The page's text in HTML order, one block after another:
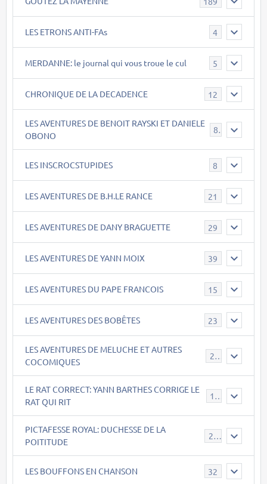
LES ETRONS ANTI-FAs 4
MERDANNE: le journal qui vous troue le cul 5
CHRONIQUE DE LA DECADENCE 12
LES AVENTURES DE BENOIT RAYSKI ET DANIELE
OBONO
8
LES INSCROCSTUPIDES 8
LES AVENTURES DE B.H.LE RANCE 21
LES AVENTURES DE DANY BRAGUETTE 29
LES AVENTURES DE YANN MOIX 39
LES AVENTURES DU PAPE FRANCOIS 15
LES AVENTURES DES BOBÊTES 23
LES AVENTURES DE MELUCHE ET AUTRES
COCOMIQUES
22
LE RAT CORRECT: YANN BARTHES CORRIGE LE
RAT QUI RIT
15
PICTAFESSE ROYAL: DUCHESSE DE LA
POITITUDE
23
LES BOUFFONS EN CHANSON 32